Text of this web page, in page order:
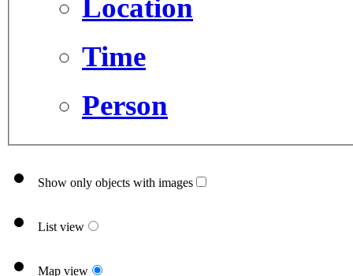
Location
Time
Person
Show only objects with images
List view
Map view